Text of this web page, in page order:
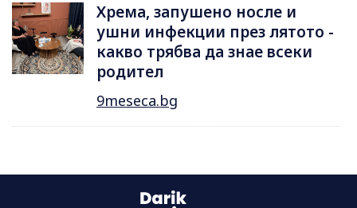
Хрема, запушено носле и
ушни инфекции през лятотo -
какво трябва да знае всеки
родител
9meseca.bg